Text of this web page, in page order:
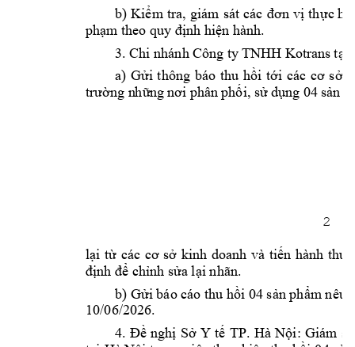
b) Kiểm tra, giám sát các đơn vị thực hi
phạm theo quy định hiện hành.
3. Chi nhánh Công ty TNHH Kotrans tại
a) Gửi thông báo thu hồi tới các cơ sở
trường những nơi phân phối, sử dụng 04 sản
2
lại từ các cơ sở kinh doanh và tiến hành thu
định để chỉnh sửa lại nhãn.
b) Gửi báo cáo thu hồi 04 sản phẩm nêu
10/06/2026.
4. Đề nghị Sở Y tế TP. Hà Nội: Giám